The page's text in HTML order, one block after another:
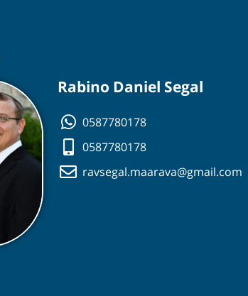
Rabino Daniel Segal
0587780178
0587780178
ravsegal.maarava@gmail.com